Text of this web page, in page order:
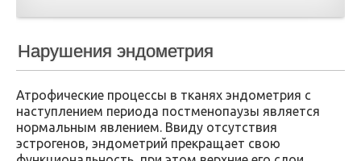
Нарушения эндометрия
Атрофические процессы в тканях эндометрия с
наступлением периода постменопаузы является
нормальным явлением. Ввиду отсутствия
эстрогенов, эндометрий прекращает свою